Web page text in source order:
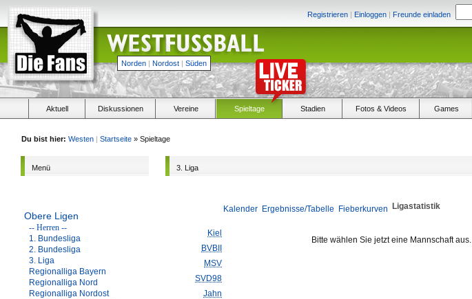
Registrieren | Einloggen | Freunde einladen
Norden | Nordost | Süden
Aktuell Diskussionen Vereine Spieltage Stadien Fotos & Videos Games
Du bist hier: Westen | Startseite » Spieltage
Menü
Obere Ligen
-- Herren --
1. Bundesliga
2. Bundesliga
3. Liga
Regionalliga Bayern
Regionalliga Nord
Regionalliga Nordost
3. Liga
Kalender Ergebnisse/Tabelle Fieberkurven Ligastatistik
Kiel
BVBII
MSV
SVD98
Jahn
Bitte wählen Sie jetzt eine Mannschaft aus.